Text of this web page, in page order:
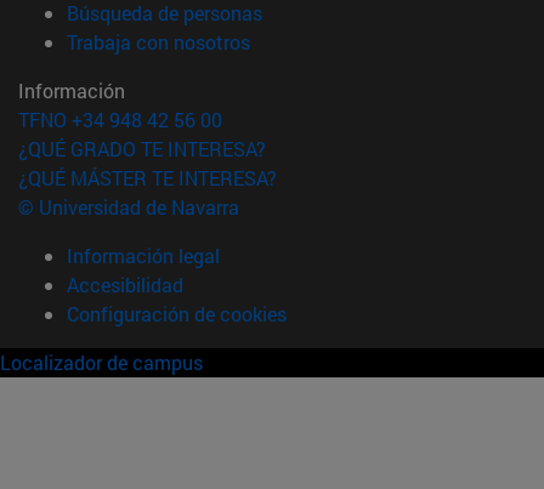
Búsqueda de personas(abre en nueva ventana)
Trabaja con nosotros(abre en nueva ventana)
Información
TFNO +34 948 42 56 00
¿QUÉ GRADO TE INTERESA?
¿QUÉ MÁSTER TE INTERESA?
© Universidad de Navarra
Información legal
Accesibilidad
Configuración de cookies
Localizador de campus